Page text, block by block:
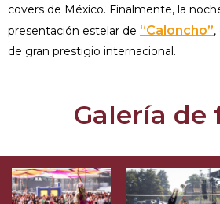
covers de México. Finalmente, la
presentación estelar de “Caloncho”
de gran prestigio internacional.
Galería de